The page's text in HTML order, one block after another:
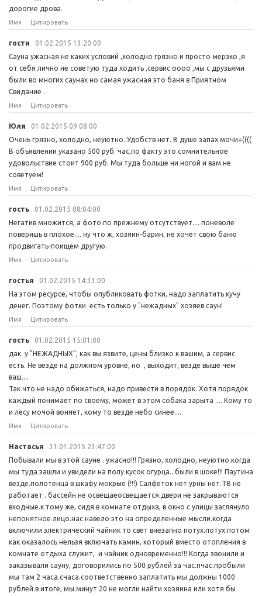
дорогие дрова.
Имя Цитировать
гости
01.02.2015 13:20:00
Сауна ужасная не каких условий ,холодно грязно и просто мерзко ,я
от себя лично не советую туда ходить ,сервис оооо ,мы с друзьями
были во многих саунах но самая ужасная это баня в Приятном
Свидание .
Имя Цитировать
Юля
01.02.2015 09:08:00
Очень грязно, холодно, неуютно. Удобств нет. В душе запах мочи=((((
В объявлении указано 500 руб. час,по факту это сомнительное
удовольствие стоит 900 руб. Мы туда больше ни ногой и вам не
советуем!
Имя Цитировать
гость
01.02.2015 08:04:00
Негатив множится, а фото по прежнему отсутствует.... поневоле
поверишь в плохое.... ну что ж, хозяин-барин, не хочет свою баню
продвигать-поищем другую.
Имя Цитировать
гостья
01.02.2015 14:33:00
На этом ресурсе, чтобы опубликовать фотки, надо заплатить кучу
денег. Поэтому фотки есть только у "нежадных" хозяев саун!
Имя Цитировать
гость
01.02.2015 15:01:00
дак у "НЕЖАДНЫХ", как вы язвите, цены близко к вашим, а сервис
есть. Не везде на должном уровне, но , выходит, везде выше чем
ваш....
Так что не надо обижаться, надо привести в порядок. Хотя порядок
каждый понимает по своему, может в этом собака зарыта .... Кому то
и лесу мочой воняет, кому то везде небо синее....
Имя Цитировать
Настасья
31.01.2015 23:47:00
Побывали мы в этой сауне . ужасно!!! Грязно, холодно, неуютно.когда
мы туда зашли и увидели на полу кусок огурца...были в шоке!!! Паутина
везде.полотенца в шкафу мокрые (!!!) Салфеток нет.урны нет.ТВ не
работает . бассейн не освещаеосвещается.двери не закрываются
входные.к тому же, сидя в комнате отдыха, в окно с улицы заглянуло
непонятное лицо.нас навело это на определенные мысли.когда
включили электрический чайник то свет внезапно потух.потух.потом
как оказалось нельзя включать камин, который вместо отопления в
комнате отдыха служит, и чайник одновременно!!! Когда звонили и
заказывали сауну, договорились по 500 рублей за час.пчас.пробыли
мы там 2 часа.счаса.соответственно заплатить мы должны 1000
рублей.в итоге, мы минут 20 не могли найти хозяина или хотя бы